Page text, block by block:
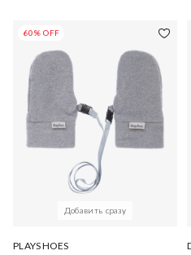
60% OFF
Добавить сразу
PLAYSHOES